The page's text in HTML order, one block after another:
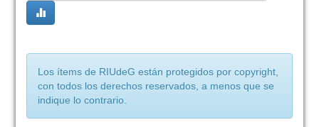
Los ítems de RIUdeG están protegidos por copyright,
con todos los derechos reservados, a menos que se
indique lo contrario.